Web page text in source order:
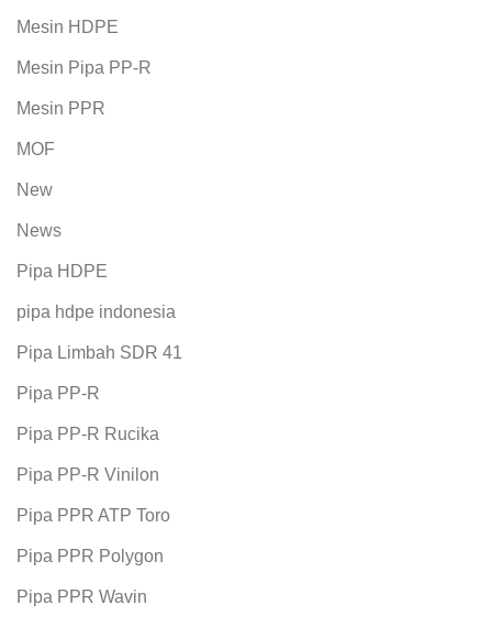
Mesin HDPE
Mesin Pipa PP-R
Mesin PPR
MOF
New
News
Pipa HDPE
pipa hdpe indonesia
Pipa Limbah SDR 41
Pipa PP-R
Pipa PP-R Rucika
Pipa PP-R Vinilon
Pipa PPR ATP Toro
Pipa PPR Polygon
Pipa PPR Wavin